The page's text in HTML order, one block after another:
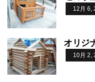
12月 6,
オリジ
10月 2,